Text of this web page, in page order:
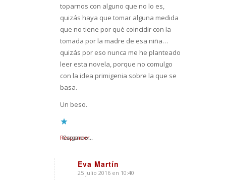
toparnos con alguno que no lo es,
quizás haya que tomar alguna medida
que no tiene por qué coincidir con la
tomada por la madre de esa niña…
quizás por eso nunca me he planteado
leer esta novela, porque no comulgo
con la idea primigenia sobre la que se
basa.
Un beso.
Cargando...
Responder
Eva Martín
Dice:
25 julio 2016 en 10:40